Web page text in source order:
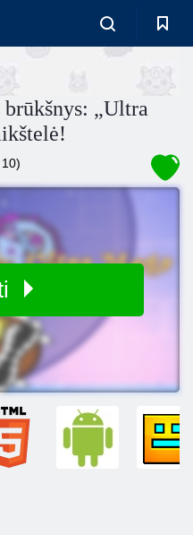
„Ultra